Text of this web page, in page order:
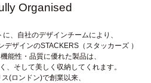
Organised
、自社のデザインチームにより、
ザインのSTACKERS（スタッカーズ ）
能性・品質に優れた製品は、
、そして美しく収納してくれます。
(ロンドン)で創業以来、